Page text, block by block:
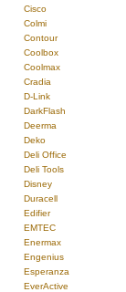
Cisco
Colmi
Contour
Coolbox
Coolmax
Cradia
D-Link
DarkFlash
Deerma
Deko
Deli Office
Deli Tools
Disney
Duracell
Edifier
EMTEC
Enermax
Engenius
Esperanza
EverActive